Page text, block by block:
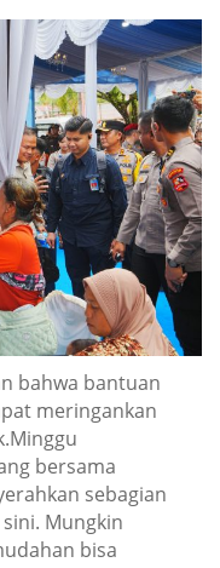
bahwa bantuan
meringankan
bersama
sebagian
Mungkin
bisa